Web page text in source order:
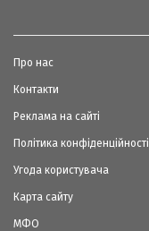
Про нас
Контакти
Реклама на сайті
Політика конфіденційності
Угода користувача
Карта сайту
МФО